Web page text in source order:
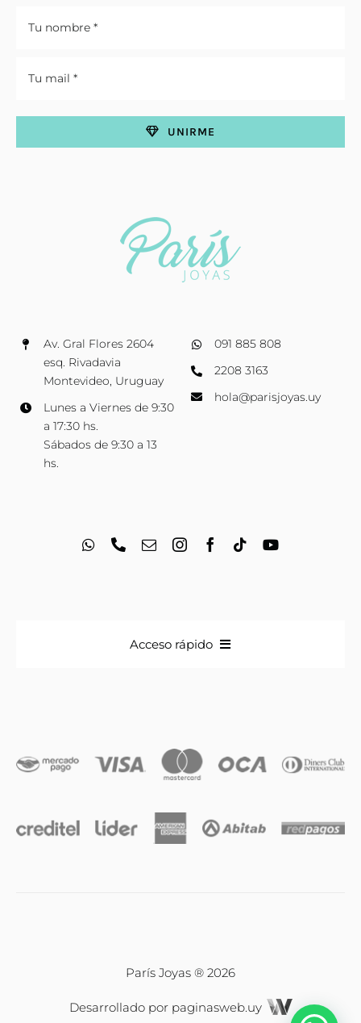
Av. Gral Flores 2604
esq. Rivadavia
Montevideo, Uruguay
Lunes a Viernes de 9:30
a 17:30 hs.
Sábados de 9:30 a 13
hs.
091 885 808
2208 3163
hola@parisjoyas.uy
UNIRME
Acceso rápido
Iniciales
Relojes
París Joyas ® 2026
Desarrollado por paginasweb.uy